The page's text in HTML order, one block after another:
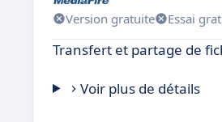
Version gratuite Essai
Transfert et partage de
Voir plus de détails